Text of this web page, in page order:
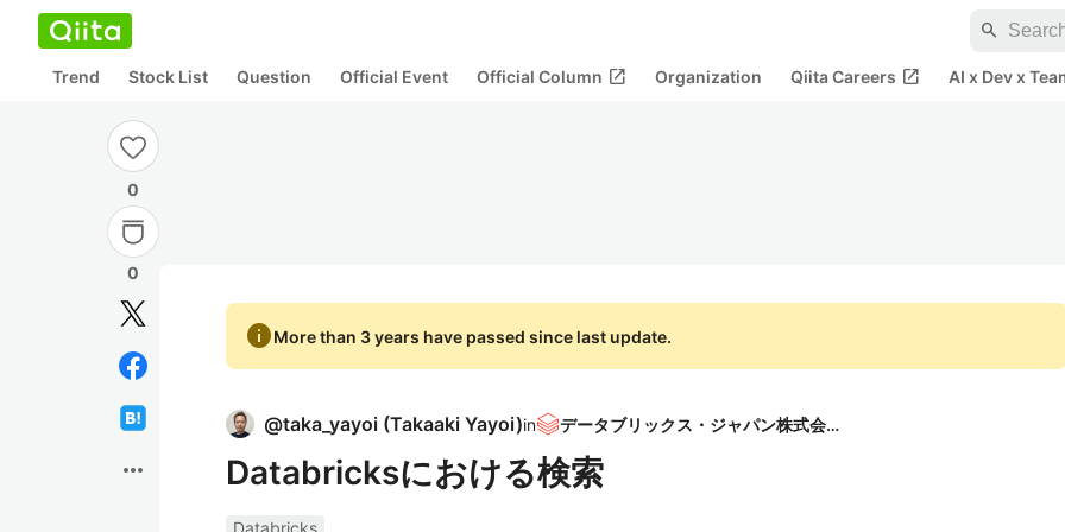
search
Trend Stock List Question Official Event Official Column open_in_new Organization Qiita Careers open_in_new AI x Dev x
0
0
more_horiz
infoMore than 3 years have passed since last update.
@taka_yayoi (Takaaki Yayoi)in データブリックス・ジャパン株式会社
Databricksにおける検索
Databricks